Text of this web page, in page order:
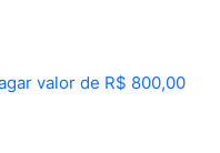
valor de R$ 800,00